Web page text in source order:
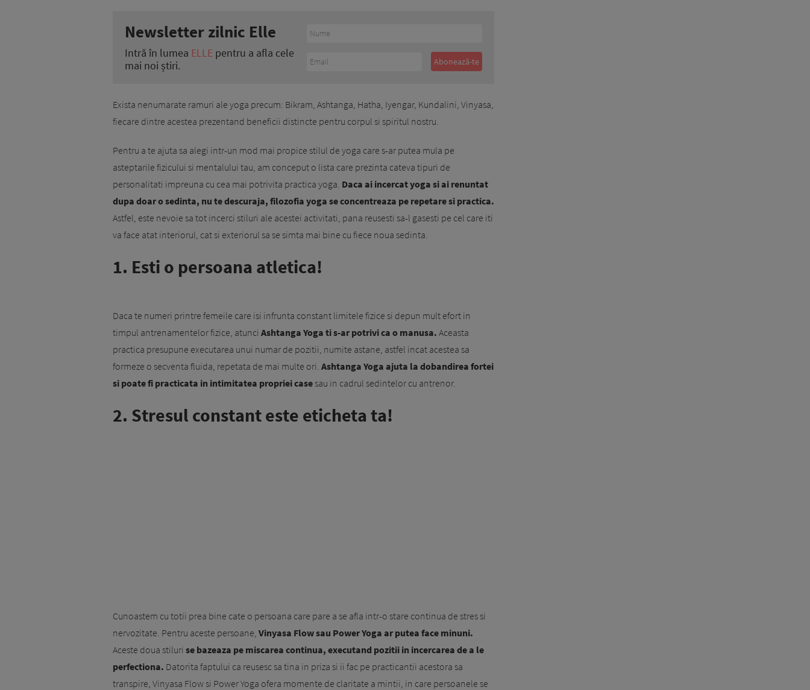
Newsletter zilnic Elle
Intră în lumea ELLE pentru a afla cele
mai noi știri.
Exista nenumarate ramuri ale yoga precum: Bikram, Ashtanga, Hatha, Iyengar, Kundalini, Vinyasa,
fiecare dintre acestea prezentand beneficii distincte pentru corpul si spiritul nostru.
Pentru a te ajuta sa alegi intr-un mod mai propice stilul de yoga care s-ar putea mula pe
asteptarile fizicului si mentalului tau, am conceput o lista care prezinta cateva tipuri de
personalitati impreuna cu cea mai potrivita practica yoga. Daca ai incercat yoga si ai renuntat
dupa doar o sedinta, nu te descuraja, filozofia yoga se concentreaza pe repetare si practica.
Astfel, este nevoie sa tot incerci stiluri ale acestei activitati, pana reusesti sa-l gasesti pe cel care iti
va face atat interiorul, cat si exteriorul sa se simta mai bine cu fiece noua sedinta.
1. Esti o persoana atletica!
Daca te numeri printre femeile care isi infrunta constant limitele fizice si depun mult efort in
timpul antrenamentelor fizice, atunci Ashtanga Yoga ti s-ar potrivi ca o manusa. Aceasta
practica presupune executarea unui numar de pozitii, numite astane, astfel incat acestea sa
formeze o secventa fluida, repetata de mai multe ori. Ashtanga Yoga ajuta la dobandirea fortei
si poate fi practicata in intimitatea propriei casesau in cadrul sedintelor cu antrenor.
2. Stresul constant este eticheta ta!
Cunoastem cu totii prea bine cate o persoana care pare a se afla intr-o stare continua de stres si
nervozitate. Pentru aceste persoane, Vinyasa Flow sau Power Yoga ar putea face minuni.
Aceste doua stiluri se bazeaza pe miscarea continua, executand pozitii in incercarea de a le
perfectiona. Datorita faptului ca reusesc sa tina in priza si ii fac pe practicantii acestora sa
transpire, Vinyasa Flow si Power Yoga ofera momente de claritate a mintii, in care persoanele se